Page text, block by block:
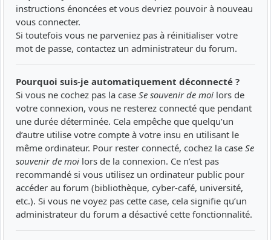
instructions énoncées et vous devriez pouvoir à nouveau
vous connecter.
Si toutefois vous ne parveniez pas à réinitialiser votre
mot de passe, contactez un administrateur du forum.
Pourquoi suis-je automatiquement déconnecté ?
Si vous ne cochez pas la case Se souvenir de moi lors de
votre connexion, vous ne resterez connecté que pendant
une durée déterminée. Cela empêche que quelqu’un
d’autre utilise votre compte à votre insu en utilisant le
même ordinateur. Pour rester connecté, cochez la case Se
souvenir de moi lors de la connexion. Ce n’est pas
recommandé si vous utilisez un ordinateur public pour
accéder au forum (bibliothèque, cyber-café, université,
etc.). Si vous ne voyez pas cette case, cela signifie qu’un
administrateur du forum a désactivé cette fonctionnalité.